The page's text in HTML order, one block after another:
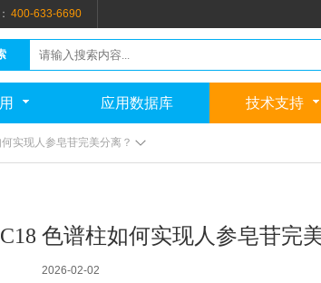
400-633-6690
应用数据库 技术支持
实现人参皂苷完美分离？
色谱柱如何实现人参皂苷完
2026-02-02